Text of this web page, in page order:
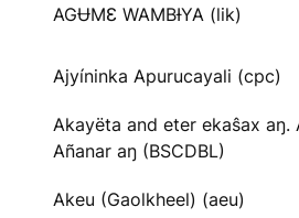
AGɄMƐ WAMBƗYA (lik)
Ajyíninka Apurucayali (cpc)
Akayëta and eter ekaŝax aŋ.
Añanar aŋ (BSCDBL)
Akeu (Gaolkheel) (aeu)